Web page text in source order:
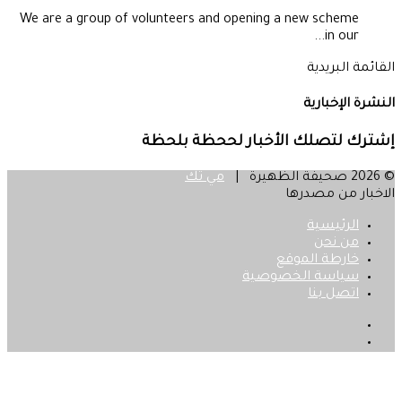
We are a group of volunteers and opening a new scheme
in our...
القائمة البريدية
النشرة الإخبارية
إشترك لتصلك الأخبار لححظة بلحظة
© 2026 صحيفة الظهيرة |
مي تك
الاخبار من مصدرها
الرئيسية
من نحن
خارطة الموقع
سياسة الخصوصية
اتصل بنا